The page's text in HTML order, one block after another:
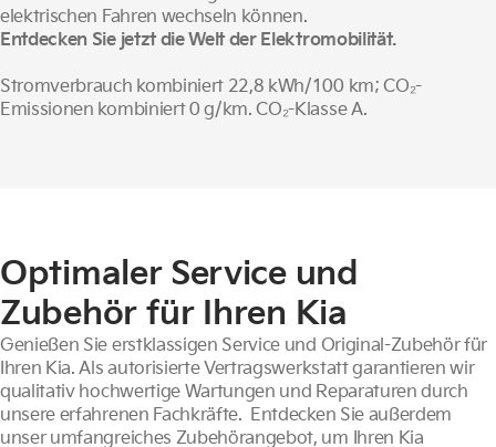
elektrischen Fahren wechseln können.
Entdecken Sie jetzt die Welt der Elektromobilität.
Stromverbrauch kombiniert 22,8 kWh/100 km; CO₂-
Emissionen kombiniert 0 g/km. CO₂-Klasse A.
Optimaler Service und
Zubehör für Ihren Kia
Genießen Sie erstklassigen Service und Original-Zubehör für
Ihren Kia. Als autorisierte Vertragswerkstatt garantieren wir
qualitativ hochwertige Wartungen und Reparaturen durch
unsere erfahrenen Fachkräfte. Entdecken Sie außerdem
unser umfangreiches Zubehörangebot, um Ihren Kia